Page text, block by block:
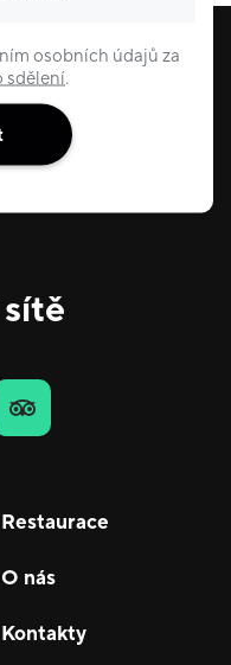
osobních údajů za
sdělení.
Restaurace
O nás
Kontakty